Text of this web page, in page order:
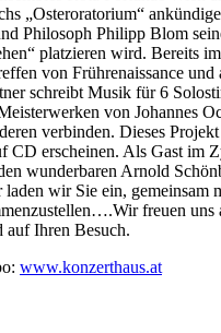
„Osteroratorium“
Philosoph Philipp Blom
platzieren wird. Bereits
von Frührenaissance und
schreibt Musik für 6
von Johannes
verbinden. Dieses
CD erscheinen. Als Gast im
wunderbaren Arnold
wir Sie ein, gemeinsam
freuen uns
auf Ihren Besuch.
www.konzerthaus.at